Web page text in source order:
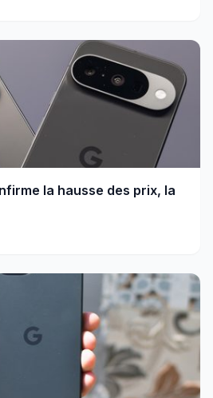
la hausse des prix, la